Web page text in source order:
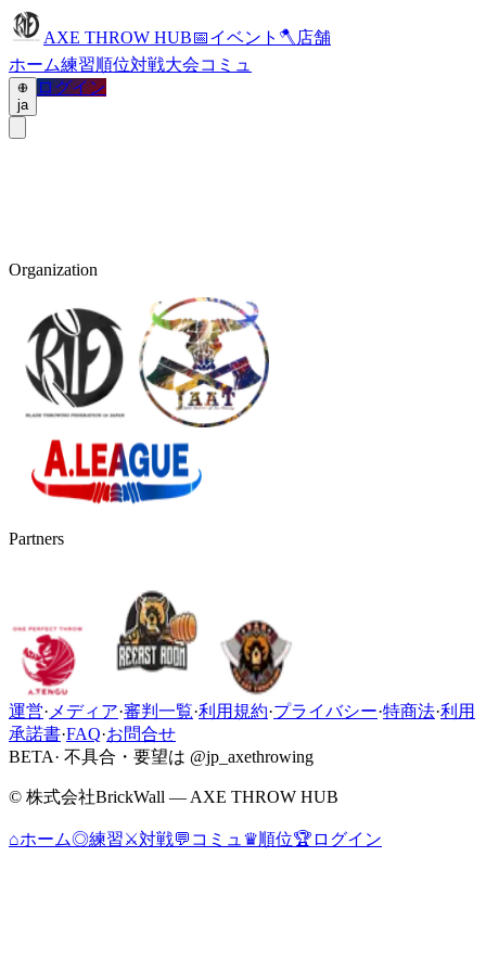
AXE THROW HUB📅イベント 🪓 店舗
ホーム練習順位対戦大会コミュ
ja
ログイン
Organization
Partners
運営· メディア·審判一覧·利用規約·プライバシー·特商法·利用
承諾書·FAQ·お問合せ
BETA· 不具合・要望は @jp_axethrowing
© 株式会社BrickWall — AXE THROW HUB
⌂ホーム◎練習⚔対戦💬 コミュ ♛順位🏆 ログイン